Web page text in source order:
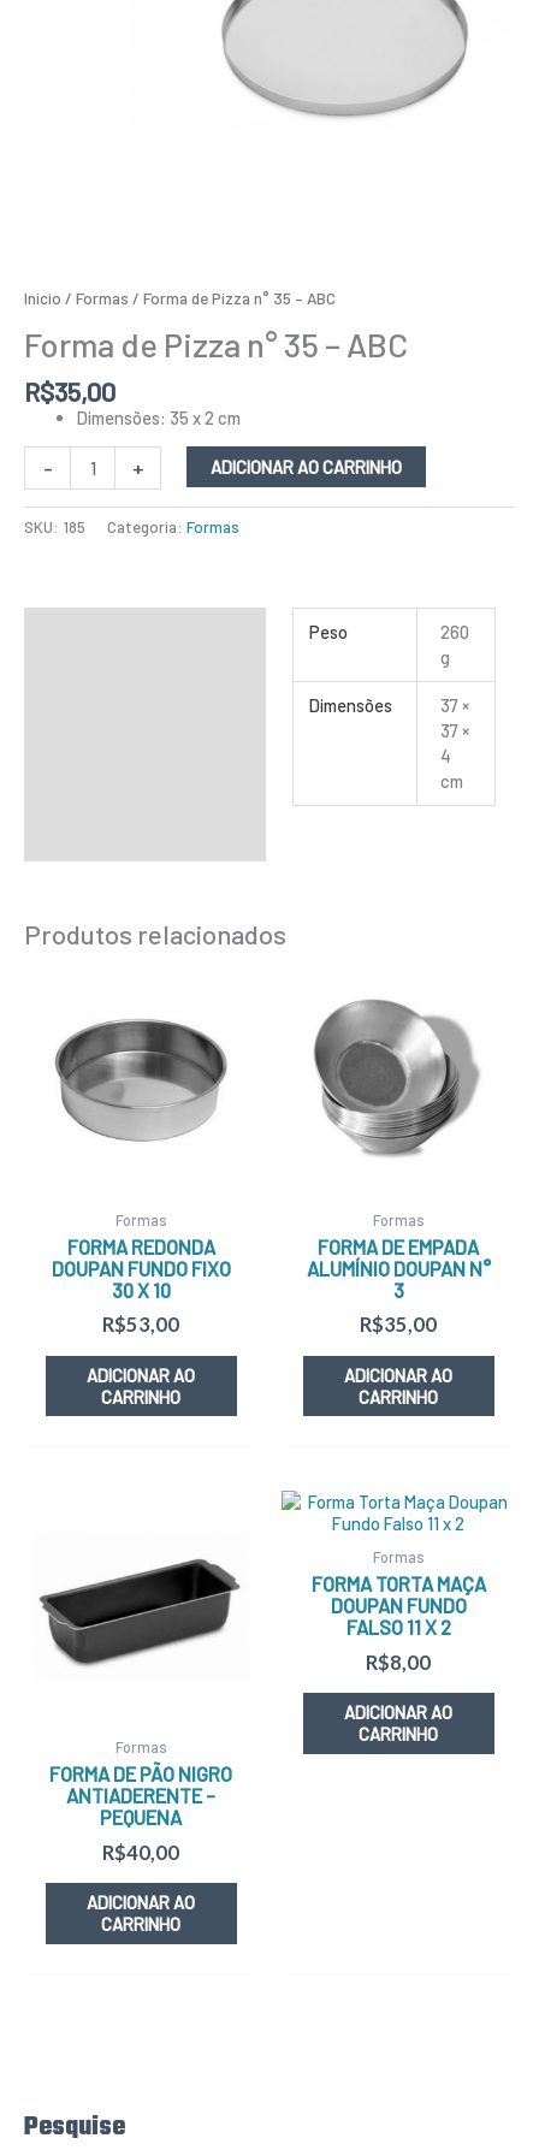
Pesquise
P
e
Início / Formas / Forma de Pizza n° 35 – ABC
Forma de Pizza n° 35 – ABC
R$35,00
Dimensões: 35 x 2 cm
- + ADICIONAR AO CARRINHO
SKU: 185 Categoria: Formas
Peso
260
g
Dimensões
37 ×
37 ×
4
cm
Produtos relacionados
Formas
FORMA REDONDA
DOUPAN FUNDO FIXO
30 X 10
R$53,00
ADICIONAR AO
CARRINHO
Formas
FORMA DE EMPADA
ALUMÍNIO DOUPAN N°
3
R$35,00
ADICIONAR AO
CARRINHO
Formas
FORMA DE PÃO NIGRO
ANTIADERENTE –
PEQUENA
R$40,00
ADICIONAR AO
CARRINHO
Formas
FORMA TORTA MAÇA
DOUPAN FUNDO
FALSO 11 X 2
R$8,00
ADICIONAR AO
CARRINHO